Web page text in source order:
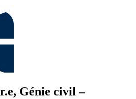
Génie civil –